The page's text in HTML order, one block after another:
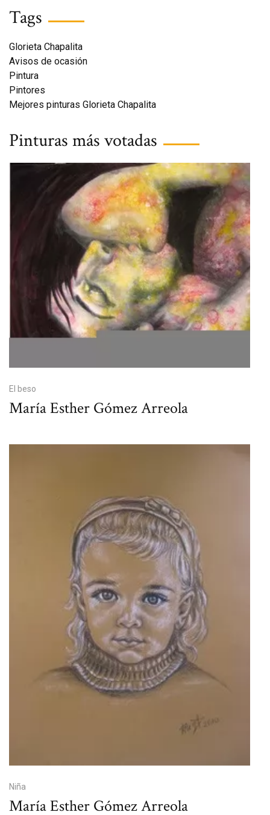
Tags
Glorieta Chapalita
Avisos de ocasión
Pintura
Pintores
Mejores pinturas Glorieta Chapalita
Pinturas más votadas
El beso
María Esther Gómez Arreola
Niña
María Esther Gómez Arreola